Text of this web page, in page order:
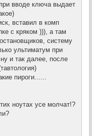
вводе ключа выдает
вставил в комп
с кряком ))), а там
систему
ультиматум при
и так далее, после
пироги......
ноутах усе молчат!?